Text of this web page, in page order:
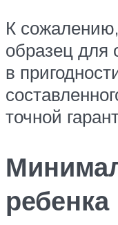
К
образец для
в
точной
ребенка